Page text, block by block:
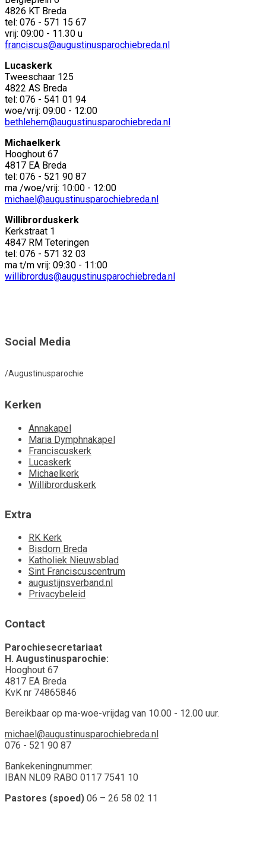
4826 KT Breda
tel: 076 - 571 15 67
vrij: 09:00 - 11.30 u
franciscus@augustinusparochiebreda.nl
Lucaskerk
Tweeschaar 125
4822 AS Breda
tel: 076 - 541 01 94
woe/vrij: 09:00 - 12:00
bethlehem@augustinusparochiebreda.nl
Michaelkerk
Hooghout 67
4817 EA Breda
tel: 076 - 521 90 87
ma /woe/vrij: 10:00 - 12:00
michael@augustinusparochiebreda.nl
Willibrorduskerk
Kerkstraat 1
4847 RM Teteringen
tel: 076 - 571 32 03
ma t/m vrij: 09:30 - 11:00
willibrordus@augustinusparochiebreda.nl
Social Media
/Augustinusparochie
Kerken
Annakapel
Maria Dymphnakapel
Franciscuskerk
Lucaskerk
Michaelkerk
Willibrorduskerk
Extra
RK Kerk
Bisdom Breda
Katholiek Nieuwsblad
Sint Franciscuscentrum
augustijnsverband.nl
Privacybeleid
Contact
Parochiesecretariaat
H. Augustinusparochie:
Hooghout 67
4817 EA Breda
KvK nr 74865846
Bereikbaar op ma-woe-vrijdag van 10.00 - 12.00 uur.
michael@augustinusparochiebreda.nl
076 - 521 90 87
Bankekeningnummer:
IBAN NL09 RABO 0117 7541 10
Pastores (spoed) 06 – 26 58 02 11